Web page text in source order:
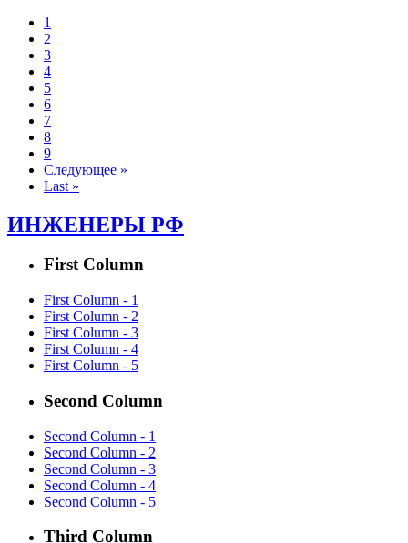
1
2
3
4
5
6
7
8
9
Следующее »
Last »
ИНЖЕНЕРЫ РФ
First Column
First Column - 1
First Column - 2
First Column - 3
First Column - 4
First Column - 5
Second Column
Second Column - 1
Second Column - 2
Second Column - 3
Second Column - 4
Second Column - 5
Third Column